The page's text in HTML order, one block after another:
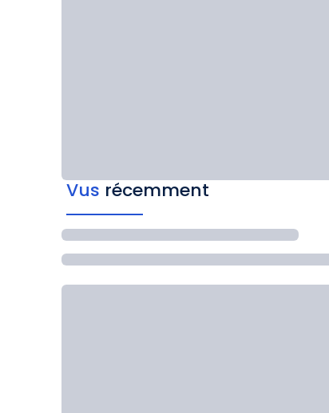
Vus récemment